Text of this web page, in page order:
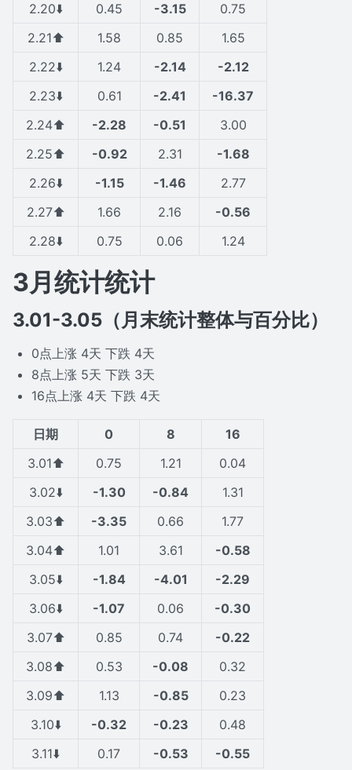
2.20⬇️
0.45 -3.15
0.75
2.21⬆️
1.58 0.85
1.65
2.22⬇️
1.24 -2.14
-2.12
2.23⬇️
0.61 -2.41
-16.37
2.24⬆️
-2.28 -0.51
3.00
2.25⬆️
-0.92 2.31
-1.68
2.26⬇️
-1.15 -1.46
2.77
2.27⬆️
1.66 2.16
-0.56
2.28⬇️
0.75 0.06 1.24
3月统计统计
3.01-3.05（月末统计整体与百分比）
0点上涨 4天 下跌 4天
8点上涨 5天 下跌 3天
16点上涨 4天 下跌 4天
日期 0 8
16
3.01⬆️
0.75 1.21
0.04
3.02⬇️
-1.30 -0.84
1.31
3.03⬆️
-3.35 0.66
1.77
3.04⬆️
1.01 3.61
-0.58
3.05⬇️
-1.84 -4.01
-2.29
3.06⬇️
-1.07 0.06
-0.30
3.07⬆️
0.85 0.74
-0.22
3.08⬆️
0.53 -0.08
0.32
3.09⬆️
1.13 -0.85
0.23
3.10⬇️
-0.32 -0.23
0.48
3.11⬇️
0.17 -0.53 -0.55